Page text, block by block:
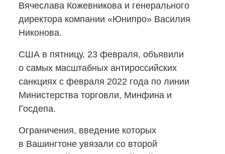
Вячеслава Кожевникова и генерального
директора компании «Юнипро» Василия
Никонова.
США в пятницу, 23 февраля, объявили
о самых масштабных антироссийских
санкциях с февраля 2022 года по линии
Министерства торговли, Минфина и
Госдепа.
Ограничения, введение которых
в Вашингтоне увязали со второй